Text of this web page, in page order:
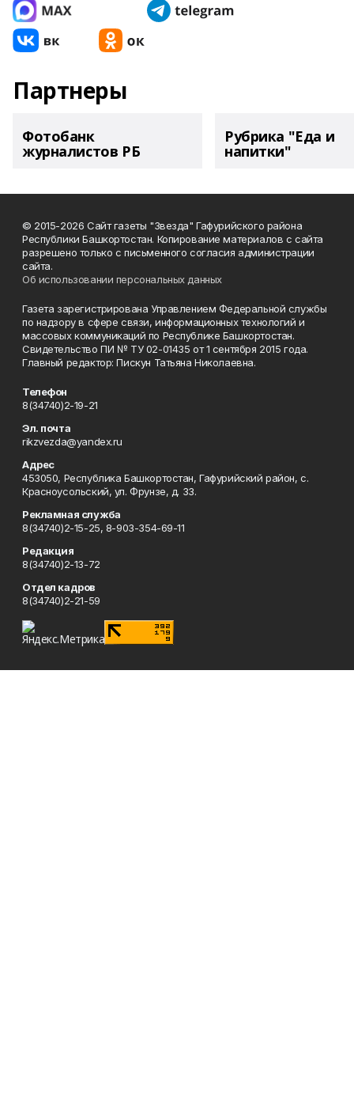
Партнеры
Фотобанк
журналистов РБ
Рубрика "Еда и
напитки"
© 2015-2026 Сайт газеты "Звезда" Гафурийского района
Республики Башкортостан. Копирование материалов с сайта
разрешено только с письменного согласия администрации
сайта.
Об использовании персональных данных
Газета зарегистрирована Управлением Федеральной службы
по надзору в сфере связи, информационных технологий и
массовых коммуникаций по Республике Башкортостан.
Свидетельство ПИ № ТУ 02-01435 от 1 сентября 2015 года.
Главный редактор: Пискун Татьяна Николаевна.
Телефон
8(34740)2-19-21
Эл. почта
rikzvezda@yandex.ru
Адрес
453050, Республика Башкортостан, Гафурийский район, с.
Красноусольский, ул. Фрунзе, д. 33.
Рекламная служба
8(34740)2-15-25, 8-903-354-69-11
Редакция
8(34740)2-13-72
Отдел кадров
8(34740)2-21-59